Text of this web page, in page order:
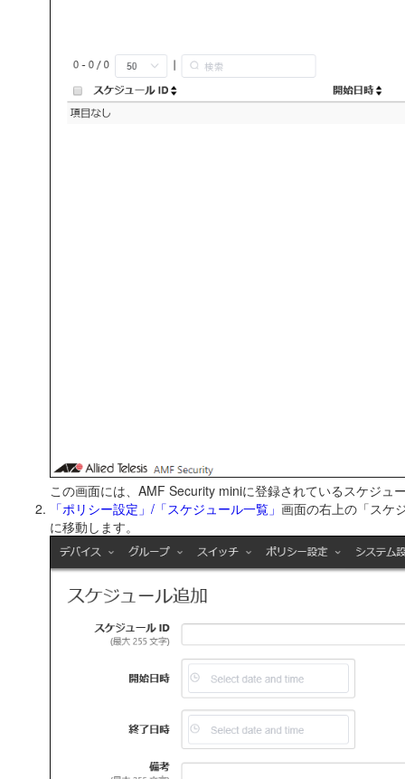
この画面には、AMF Security miniに登録されているスケジ
「ポリシー設定」/「スケジュール一覧」 画面の右上の「スケ
に移動します。